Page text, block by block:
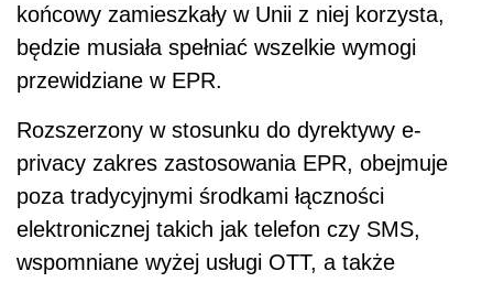
końcowy zamieszkały w Unii z niej korzysta,
będzie musiała spełniać wszelkie wymogi
przewidziane w EPR.
Rozszerzony w stosunku do dyrektywy e-
privacy zakres zastosowania EPR, obejmuje
poza tradycyjnymi środkami łączności
elektronicznej takich jak telefon czy SMS,
wspomniane wyżej usługi OTT, a także